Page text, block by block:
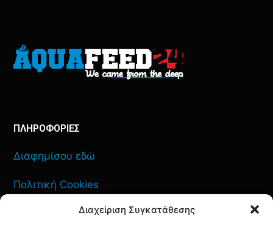
Διαχείριση Συγκατάθεσης
ΠΛΗΡΟΦΟΡΙΕΣ
Διαφημίσου εδώ
Πολιτική Cookies